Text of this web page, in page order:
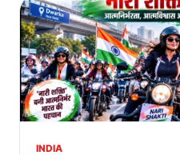
INDIA